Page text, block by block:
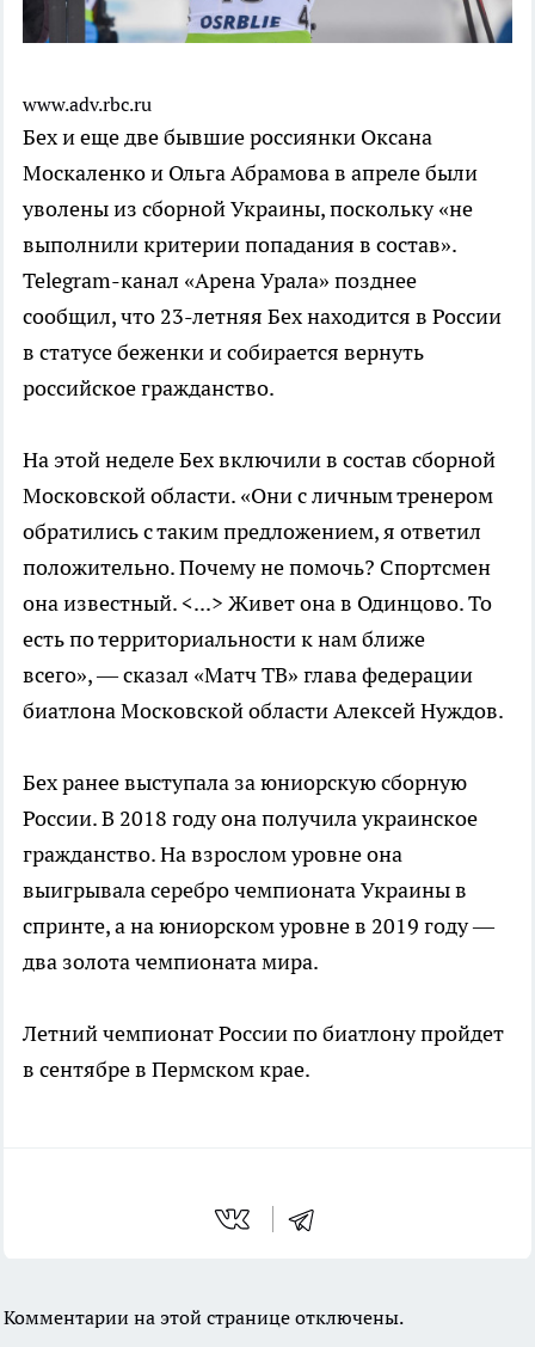
www.adv.rbc.ru
Бех и еще две бывшие россиянки Оксана
Москаленко и Ольга Абрамова в апреле были
уволены из сборной Украины, поскольку «не
выполнили критерии попадания в состав».
Telegram-канал «Арена Урала» позднее
сообщил, что 23-летняя Бех находится в России
в статусе беженки и собирается вернуть
российское гражданство.
На этой неделе Бех включили в состав сборной
Московской области. «Они с личным тренером
обратились с таким предложением, я ответил
положительно. Почему не помочь? Спортсмен
она известный. <...> Живет она в Одинцово. То
есть по территориальности к нам ближе
всего», — сказал «Матч ТВ» глава федерации
биатлона Московской области Алексей Нуждов.
Бех ранее выступала за юниорскую сборную
России. В 2018 году она получила украинское
гражданство. На взрослом уровне она
выигрывала серебро чемпионата Украины в
спринте, а на юниорском уровне в 2019 году —
два золота чемпионата мира.
Летний чемпионат России по биатлону пройдет
в сентябре в Пермском крае.
Комментарии на этой странице отключены.